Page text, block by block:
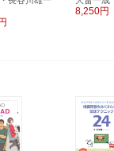
8,250円